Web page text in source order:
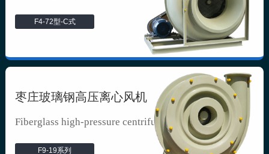
F4-72型-C式
枣庄玻璃钢高压离心风机
Fiberglass high-pressure centrifuga...
F9-19系列